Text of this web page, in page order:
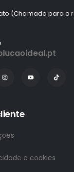
(Chamada para a
e cookies